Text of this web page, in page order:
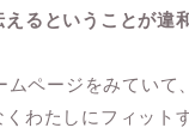
るということが違
ムページをみていて
くわたしにフィット